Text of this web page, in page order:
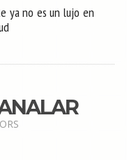
ya no es un lujo en